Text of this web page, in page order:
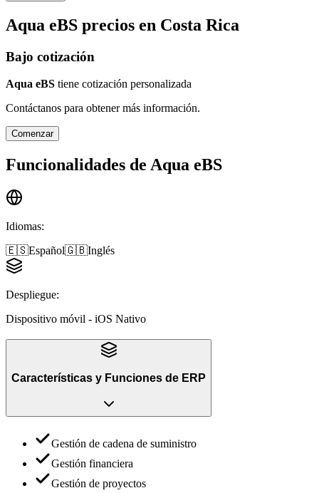
Aqua eBS precios en Costa Rica
Bajo cotización
Aqua eBS tiene cotización personalizada
Contáctanos para obtener más información.
Comenzar
Funcionalidades de Aqua eBS
Idiomas:
🇪🇸Español🇬🇧Inglés
Despliegue:
Dispositivo móvil - iOS Nativo
Características y Funciones de ERP
Gestión de cadena de suministro
Gestión financiera
Gestión de proyectos